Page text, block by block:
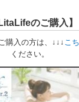
のご購入】
購入の方は、↓↓↓ こ
ください。